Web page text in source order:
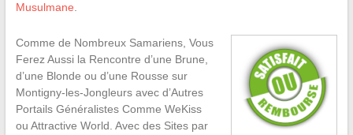
Musulmane
Comme de Nombreux Samariens, Vous
Ferez Aussi la Rencontre d’une Brune,
d’une Blonde ou d’une Rousse sur
Montigny-les-Jongleurs avec d’Autres
Portails Généralistes Comme WeKiss
ou Attractive World. Avec des Sites par